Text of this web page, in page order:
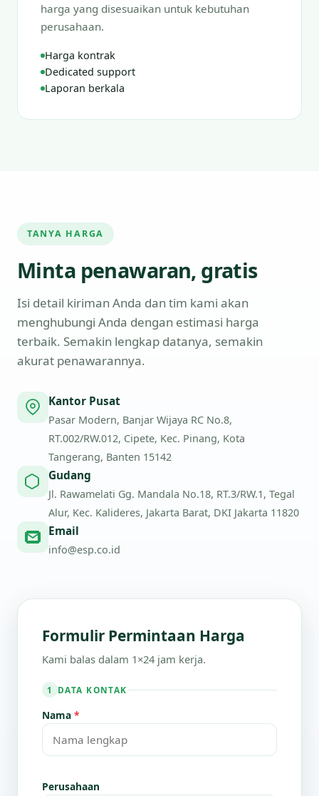
harga yang disesuaikan untuk kebutuhan
perusahaan.
Harga kontrak
Dedicated support
Laporan berkala
TANYA HARGA
Minta penawaran, gratis
Isi detail kiriman Anda dan tim kami akan
menghubungi Anda dengan estimasi harga
terbaik. Semakin lengkap datanya, semakin
akurat penawarannya.
Kantor Pusat
Pasar Modern, Banjar Wijaya RC No.8,
RT.002/RW.012, Cipete, Kec. Pinang, Kota
Tangerang, Banten 15142
Gudang
Jl. Rawamelati Gg. Mandala No.18, RT.3/RW.1, Tegal
Alur, Kec. Kalideres, Jakarta Barat, DKI Jakarta 11820
Email
info@esp.co.id
Formulir Permintaan Harga
Kami balas dalam 1×24 jam kerja.
1 DATA KONTAK
Nama *
Perusahaan